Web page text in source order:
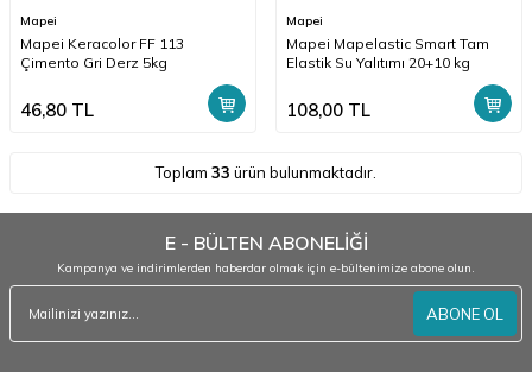
Mapei
Mapei Keracolor FF 113
Çimento Gri Derz 5kg
46,80 TL
Mapei
Mapei Mapelastic Smart Tam
Elastik Su Yalıtımı 20+10 kg
108,00 TL
Toplam 33 ürün bulunmaktadır.
E - BÜLTEN ABONELİĞİ
Kampanya ve indirimlerden haberdar olmak için e-bültenimize abone olun.
ABONE OL